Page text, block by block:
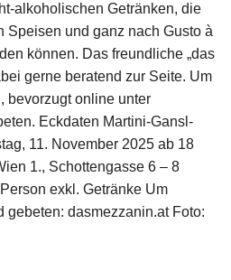
alkoholischen Getränken, die
Speisen und ganz nach Gusto à
können. Das freundliche „das
gerne beratend zur Seite. Um
bevorzugt online unter
Eckdaten Martini-Gansl-
11. November 2025 ab 18
1., Schottengasse 6 – 8
exkl. Getränke Um
gebeten: dasmezzanin.at Foto: